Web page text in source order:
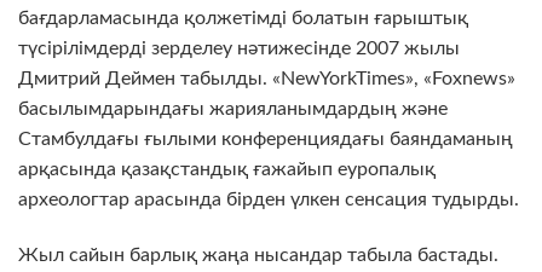
бағдарламасында қолжетімді болатын ғарыштық
түсірілімдерді зерделеу нәтижесінде 2007 жылы
Дмитрий Деймен табылды. «NewYorkTimes», «Foxnews»
басылымдарындағы жарияланымдардың және
Стамбулдағы ғылыми конференциядағы баяндаманың
арқасында қазақстандық ғажайып еуропалық
археологтар арасында бірден үлкен сенсация тудырды.
Жыл сайын барлық жаңа нысандар табыла бастады.